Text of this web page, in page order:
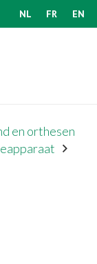
NL FR EN
en orthesen